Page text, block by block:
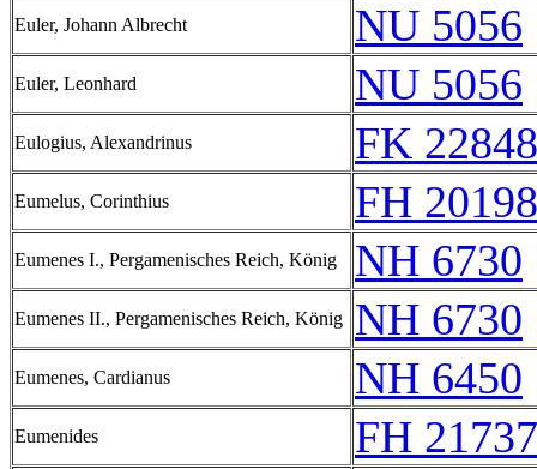
Euler, Johann Albrecht NU 5056
Euler, Leonhard NU 5056
Eulogius, Alexandrinus FK
Eumelus, Corinthius FH
Eumenes I., Pergamenisches Reich, König NH 6730
Eumenes II., Pergamenisches Reich, König NH 6730
Eumenes, Cardianus NH 6450
Eumenides FH 21737